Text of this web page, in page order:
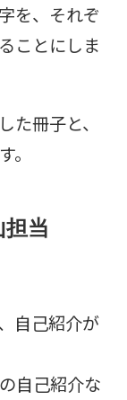
を、それぞ
ことにしま
た冊子と、
担当
自己紹介が
自己紹介な